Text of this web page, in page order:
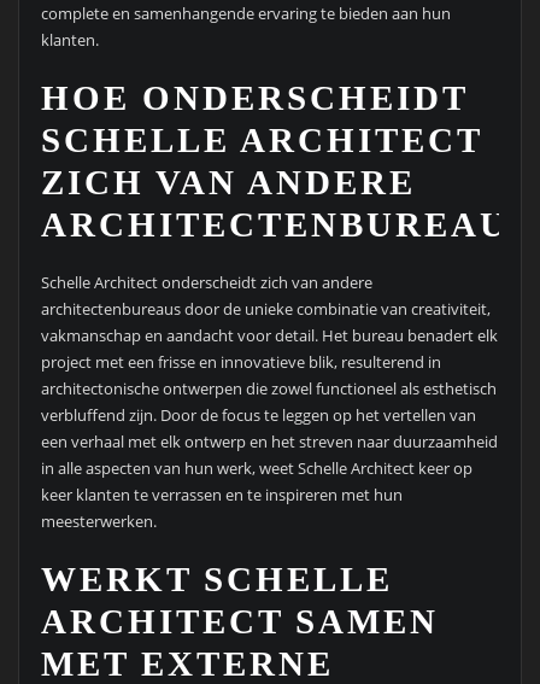
complete en samenhangende ervaring te bieden aan hun
klanten.
HOE ONDERSCHEIDT
SCHELLE ARCHITECT
ZICH VAN ANDERE
Schelle Architect onderscheidt zich van andere
architectenbureaus door de unieke combinatie van creativiteit,
vakmanschap en aandacht voor detail. Het bureau benadert elk
project met een frisse en innovatieve blik, resulterend in
architectonische ontwerpen die zowel functioneel als esthetisch
verbluffend zijn. Door de focus te leggen op het vertellen van
een verhaal met elk ontwerp en het streven naar duurzaamheid
in alle aspecten van hun werk, weet Schelle Architect keer op
keer klanten te verrassen en te inspireren met hun
meesterwerken.
WERKT SCHELLE
ARCHITECT SAMEN
MET EXTERNE